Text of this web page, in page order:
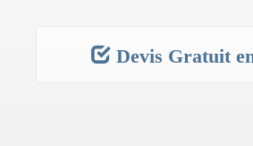
Devis Gratuit